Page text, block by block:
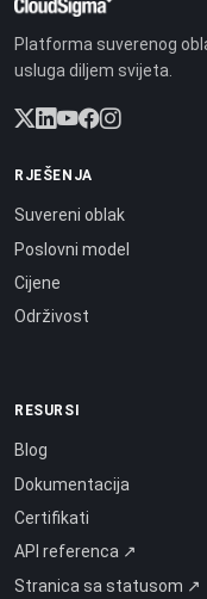
Platforma suverenog
usluga diljem svijeta.
RJEŠENJA
Suvereni oblak
Poslovni model
Cijene
Održivost
RESURSI
Blog
Dokumentacija
Certifikati
API referenca ↗
Stranica sa statusom ↗